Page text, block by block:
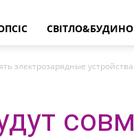
электрозарядные устройства